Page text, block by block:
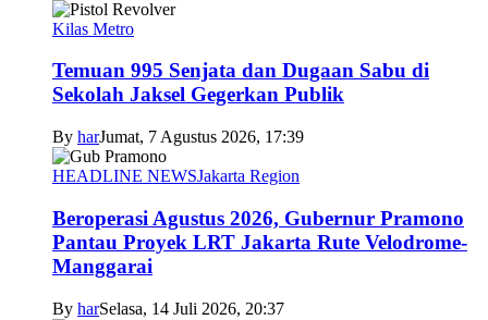
Kilas Metro
Temuan 995 Senjata dan Dugaan Sabu di
Sekolah Jaksel Gegerkan Publik
By harJumat, 7 Agustus 2026, 17:39
HEADLINE NEWSJakarta Region
Beroperasi Agustus 2026, Gubernur Pramono
Pantau Proyek LRT Jakarta Rute Velodrome-
Manggarai
By harSelasa, 14 Juli 2026, 20:37